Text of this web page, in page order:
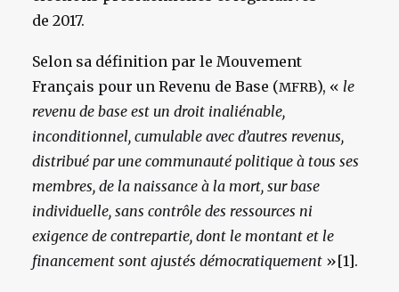
de 2017.
Selon sa définition par le Mouvement
Français pour un Revenu de Base (MFRB), « le
revenu de base est un droit inaliénable,
inconditionnel, cumulable avec d’autres revenus,
distribué par une communauté politique à tous ses
membres, de la naissance à la mort, sur base
individuelle, sans contrôle des ressources ni
exigence de contrepartie, dont le montant et le
financement sont ajustés démocratiquement »[1].